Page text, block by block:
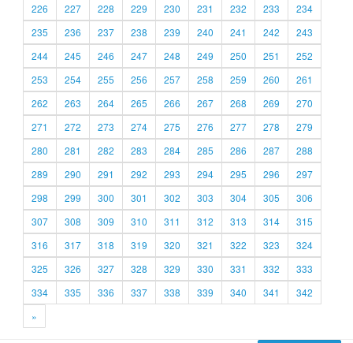
226
227 228 229 230 231 232 233
234
235
236 237 238 239 240 241 242
243
244
245 246 247 248 249 250 251
252
253
254 255 256 257 258 259 260
261
262
263 264 265 266 267 268 269
270
271
272 273 274 275 276 277 278
279
280
281 282 283 284 285 286 287
288
289
290 291 292 293 294 295 296
297
298
299 300 301 302 303 304 305
306
307
308 309 310 311 312 313 314
315
316
317 318 319 320 321 322 323
324
325
326 327 328 329 330 331 332
333
334
335 336 337 338 339 340 341
342
»